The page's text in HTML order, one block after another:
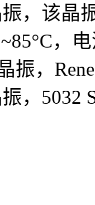
，该晶
，
振，
，5032